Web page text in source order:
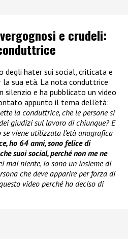
e crudeli:
degli hater sui social, criticata e
sua età. La nota conduttrice
silenzio e ha pubblicato un video
appunto il tema dell’età:
la conduttrice, che le persone si
giudizi sul lavoro di chiunque? E
viene utilizzata l’età anagrafica
ho 64 anni, sono felice di
suoi social, perché non me ne
mai niente, io sono un insieme di
che deve apparire per forza di
video perché ho deciso di